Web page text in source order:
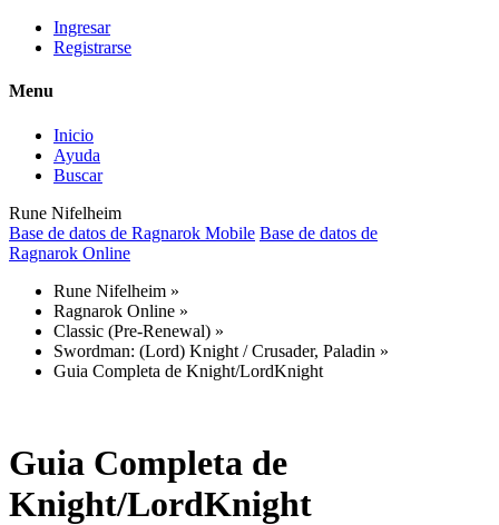
Ingresar
Registrarse
Menu
Inicio
Ayuda
Buscar
Rune Nifelheim
Base de datos de Ragnarok Mobile Base de datos de
Ragnarok Online
Rune Nifelheim »
Ragnarok Online »
Classic (Pre-Renewal) »
Swordman: (Lord) Knight / Crusader, Paladin »
Guia Completa de Knight/LordKnight
Guia Completa de
Knight/LordKnight